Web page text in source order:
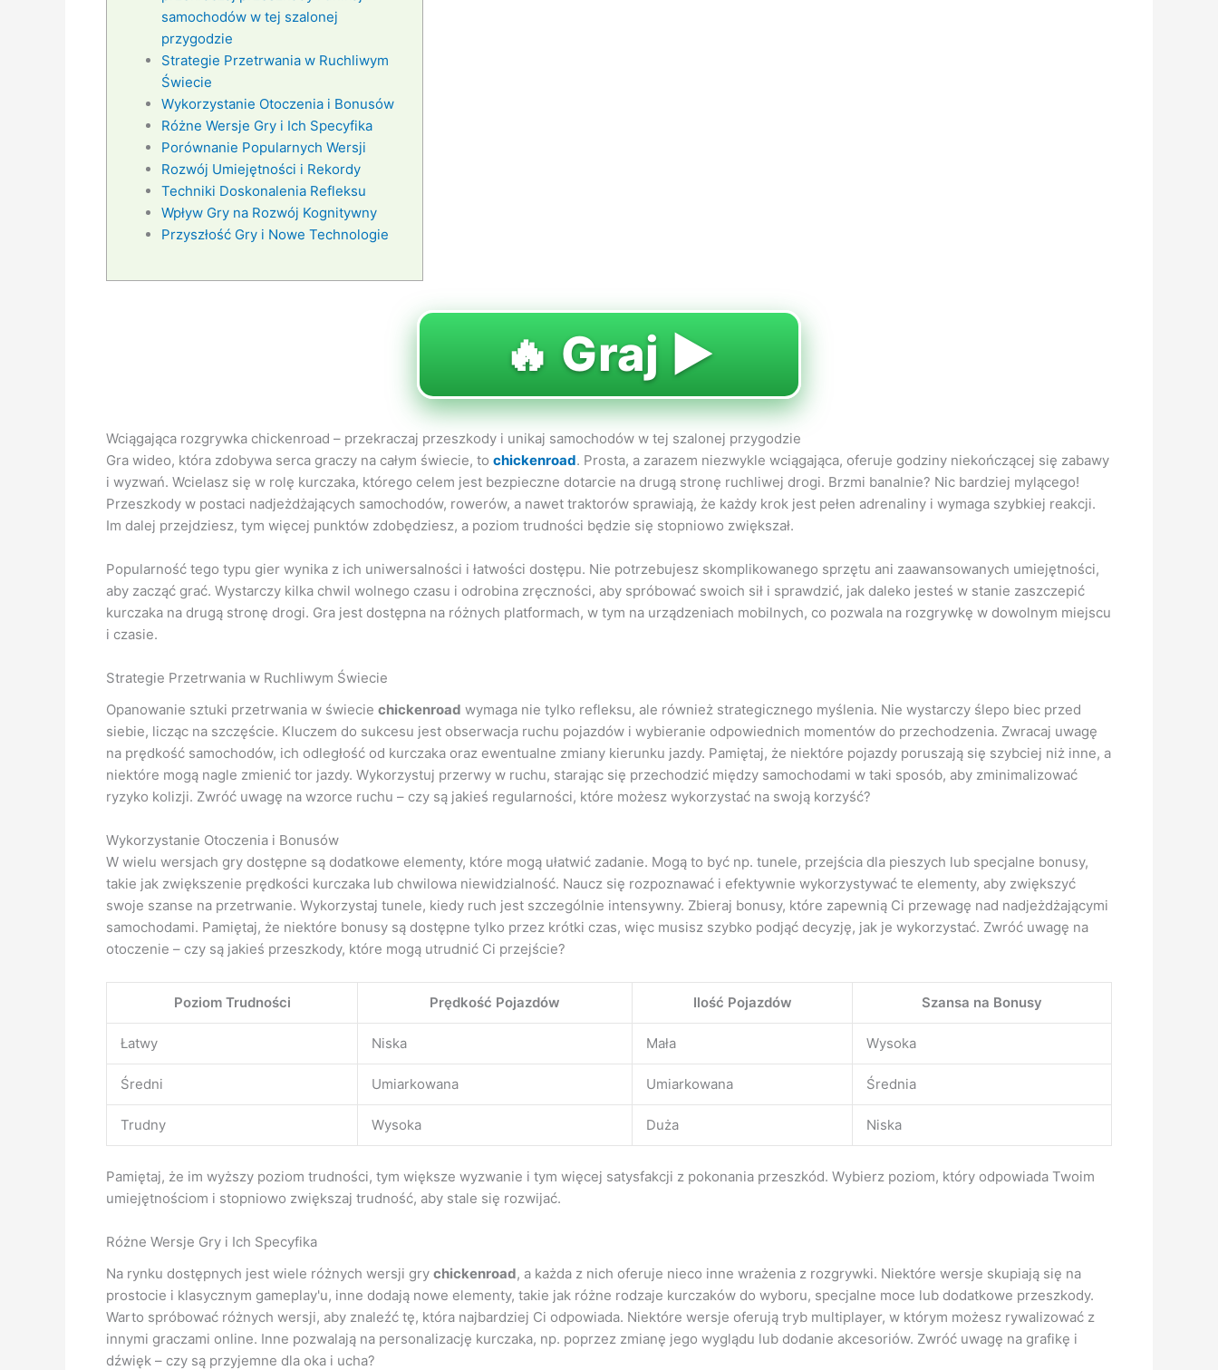
samochodów w tej szalonej
przygodzie
Strategie Przetrwania w Ruchliwym
Świecie
Wykorzystanie Otoczenia i Bonusów
Różne Wersje Gry i Ich Specyfika
Porównanie Popularnych Wersji
Rozwój Umiejętności i Rekordy
Techniki Doskonalenia Refleksu
Wpływ Gry na Rozwój Kognitywny
Przyszłość Gry i Nowe Technologie
🔥 Graj ▶️
Wciągająca rozgrywka chickenroad – przekraczaj przeszkody i unikaj samochodów w tej szalonej przygodzie
Gra wideo, która zdobywa serca graczy na całym świecie, to chickenroad. Prosta, a zarazem niezwykle wciągająca, oferuje godziny niekończącej się zabawy
i wyzwań. Wcielasz się w rolę kurczaka, którego celem jest bezpieczne dotarcie na drugą stronę ruchliwej drogi. Brzmi banalnie? Nic bardziej mylącego!
Przeszkody w postaci nadjeżdżających samochodów, rowerów, a nawet traktorów sprawiają, że każdy krok jest pełen adrenaliny i wymaga szybkiej reakcji.
Im dalej przejdziesz, tym więcej punktów zdobędziesz, a poziom trudności będzie się stopniowo zwiększał.
Popularność tego typu gier wynika z ich uniwersalności i łatwości dostępu. Nie potrzebujesz skomplikowanego sprzętu ani zaawansowanych umiejętności,
aby zacząć grać. Wystarczy kilka chwil wolnego czasu i odrobina zręczności, aby spróbować swoich sił i sprawdzić, jak daleko jesteś w stanie zaszczepić
kurczaka na drugą stronę drogi. Gra jest dostępna na różnych platformach, w tym na urządzeniach mobilnych, co pozwala na rozgrywkę w dowolnym miejscu
i czasie.
Strategie Przetrwania w Ruchliwym Świecie
Opanowanie sztuki przetrwania w świecie chickenroad wymaga nie tylko refleksu, ale również strategicznego myślenia. Nie wystarczy ślepo biec przed
siebie, licząc na szczęście. Kluczem do sukcesu jest obserwacja ruchu pojazdów i wybieranie odpowiednich momentów do przechodzenia. Zwracaj uwagę
na prędkość samochodów, ich odległość od kurczaka oraz ewentualne zmiany kierunku jazdy. Pamiętaj, że niektóre pojazdy poruszają się szybciej niż inne, a
niektóre mogą nagle zmienić tor jazdy. Wykorzystuj przerwy w ruchu, starając się przechodzić między samochodami w taki sposób, aby zminimalizować
ryzyko kolizji. Zwróć uwagę na wzorce ruchu – czy są jakieś regularności, które możesz wykorzystać na swoją korzyść?
Wykorzystanie Otoczenia i Bonusów
W wielu wersjach gry dostępne są dodatkowe elementy, które mogą ułatwić zadanie. Mogą to być np. tunele, przejścia dla pieszych lub specjalne bonusy,
takie jak zwiększenie prędkości kurczaka lub chwilowa niewidzialność. Naucz się rozpoznawać i efektywnie wykorzystywać te elementy, aby zwiększyć
swoje szanse na przetrwanie. Wykorzystaj tunele, kiedy ruch jest szczególnie intensywny. Zbieraj bonusy, które zapewnią Ci przewagę nad nadjeżdżającymi
samochodami. Pamiętaj, że niektóre bonusy są dostępne tylko przez krótki czas, więc musisz szybko podjąć decyzję, jak je wykorzystać. Zwróć uwagę na
otoczenie – czy są jakieś przeszkody, które mogą utrudnić Ci przejście?
Poziom Trudności Prędkość Pojazdów Ilość Pojazdów Szansa na Bonusy
Łatwy Niska Mała Wysoka
Średni Umiarkowana Umiarkowana Średnia
Trudny Wysoka Duża Niska
Pamiętaj, że im wyższy poziom trudności, tym większe wyzwanie i tym więcej satysfakcji z pokonania przeszkód. Wybierz poziom, który odpowiada Twoim
umiejętnościom i stopniowo zwiększaj trudność, aby stale się rozwijać.
Różne Wersje Gry i Ich Specyfika
Na rynku dostępnych jest wiele różnych wersji gry chickenroad, a każda z nich oferuje nieco inne wrażenia z rozgrywki. Niektóre wersje skupiają się na
prostocie i klasycznym gameplay'u, inne dodają nowe elementy, takie jak różne rodzaje kurczaków do wyboru, specjalne moce lub dodatkowe przeszkody.
Warto spróbować różnych wersji, aby znaleźć tę, która najbardziej Ci odpowiada. Niektóre wersje oferują tryb multiplayer, w którym możesz rywalizować z
innymi graczami online. Inne pozwalają na personalizację kurczaka, np. poprzez zmianę jego wyglądu lub dodanie akcesoriów. Zwróć uwagę na grafikę i
dźwięk – czy są przyjemne dla oka i ucha?